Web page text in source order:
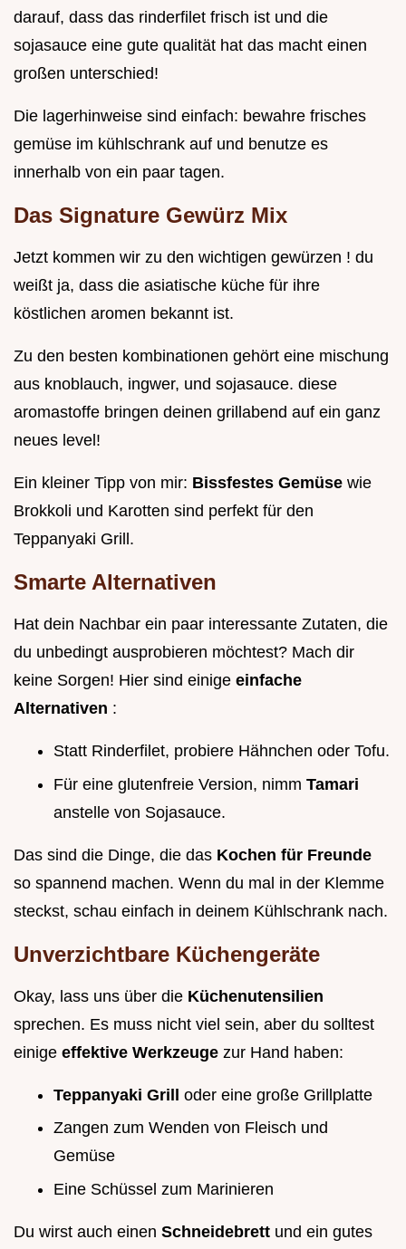
darauf, dass das rinderfilet frisch ist und die
sojasauce eine gute qualität hat das macht einen
großen unterschied!
Die lagerhinweise sind einfach: bewahre frisches
gemüse im kühlschrank auf und benutze es
innerhalb von ein paar tagen.
Das Signature Gewürz Mix
Jetzt kommen wir zu den wichtigen gewürzen ! du
weißt ja, dass die asiatische küche für ihre
köstlichen aromen bekannt ist.
Zu den besten kombinationen gehört eine mischung
aus knoblauch, ingwer, und sojasauce. diese
aromastoffe bringen deinen grillabend auf ein ganz
neues level!
Ein kleiner Tipp von mir: Bissfestes Gemüse wie
Brokkoli und Karotten sind perfekt für den
Teppanyaki Grill.
Smarte Alternativen
Hat dein Nachbar ein paar interessante Zutaten, die
du unbedingt ausprobieren möchtest? Mach dir
keine Sorgen! Hier sind einige einfache
Alternativen :
Statt Rinderfilet, probiere Hähnchen oder Tofu.
Für eine glutenfreie Version, nimm Tamari
anstelle von Sojasauce.
Das sind die Dinge, die das Kochen für Freunde
so spannend machen. Wenn du mal in der Klemme
steckst, schau einfach in deinem Kühlschrank nach.
Unverzichtbare Küchengeräte
Okay, lass uns über die Küchenutensilien
sprechen. Es muss nicht viel sein, aber du solltest
einige effektive Werkzeuge zur Hand haben:
Teppanyaki Grill oder eine große Grillplatte
Zangen zum Wenden von Fleisch und
Gemüse
Eine Schüssel zum Marinieren
Du wirst auch einen Schneidebrett und ein gutes